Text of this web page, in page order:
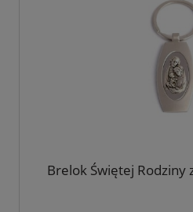
Brelok Świętej Rodziny